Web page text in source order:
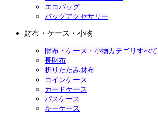
エコバッグ
バッグアクセサリー
財布・ケース・小物
財布・ケース・小物カテゴリすべて
長財布
折りたたみ財布
コインケース
カードケース
パスケース
キーケース